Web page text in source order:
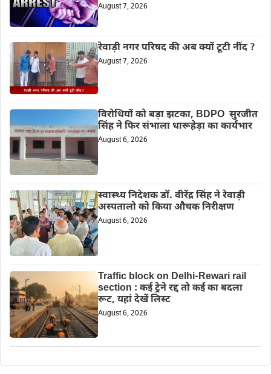
August 7, 2026
रेवाड़ी नगर परिषद की अब क्यों टूटी नींद ?
August 7, 2026
विरोधियों को बड़ा झटका, BDPO सुरजीत
सिंह ने फिर संभाला धारूहेड़ा का कार्यभार
August 6, 2026
स्वास्थ्य निदेशक डॉ. वीरेंद्र सिंह ने रेवाड़ी
अस्पतालो को किया औचक निरीक्षण
August 6, 2026
Traffic block on Delhi-Rewari rail
section : कई ट्रेने रद्द तो कई का बदला
रूट, यहां देखें लिस्ट
August 6, 2026